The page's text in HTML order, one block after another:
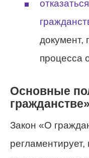
процесса
Основные
гражданстве»
Закон «О
регламентирует,